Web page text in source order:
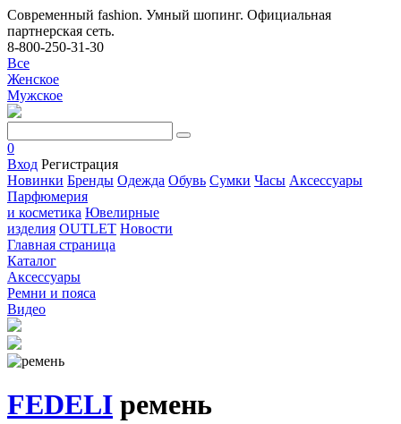
Современный fashion. Умный шопинг. Официальная
партнерская сеть.
8-800-250-31-30
Все
Женское
Мужское
0
Вход Регистрация
Новинки Бренды Одежда Обувь Сумки Часы Аксессуары
Парфюмерия
и косметика Ювелирные
изделия OUTLET Новости
Главная страница
Каталог
Аксессуары
Ремни и пояса
Видео
FEDELI ремень